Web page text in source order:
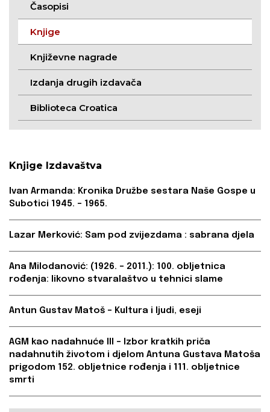
Časopisi
Knjige
Književne nagrade
Izdanja drugih izdavača
Biblioteca Croatica
Knjige Izdavaštva
Ivan Armanda: Kronika Družbe sestara Naše Gospe u
Subotici 1945. – 1965.
Lazar Merković: Sam pod zvijezdama : sabrana djela
Ana Milodanović: (1926. – 2011.): 100. obljetnica
rođenja: likovno stvaralaštvo u tehnici slame
Antun Gustav Matoš – Kultura i ljudi, eseji
AGM kao nadahnuće III – Izbor kratkih priča
nadahnutih životom i djelom Antuna Gustava Matoša
prigodom 152. obljetnice rođenja i 111. obljetnice
smrti